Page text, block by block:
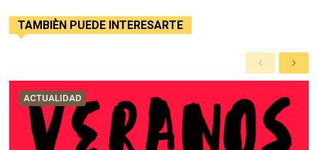
TAMBIÈN PUEDE INTERESARTE
A
n
e
r
i
o
S
i
u
e
n
ACTUALIDAD